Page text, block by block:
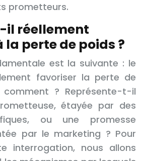
prometteurs.
il réellement
perte de poids ?
est la suivante : le
favoriser la perte de
? Représente-t-il
étayée par des
ou une promesse
par le marketing ? Pour
interrogation, nous allons